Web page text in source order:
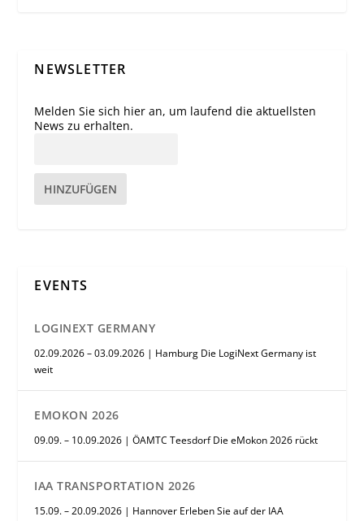
NEWSLETTER
Melden Sie sich hier an, um laufend die aktuellsten
News zu erhalten.
HINZUFÜGEN
EVENTS
LOGINEXT GERMANY
02.09.2026 – 03.09.2026 | Hamburg Die LogiNext Germany ist
weit
EMOKON 2026
09.09. – 10.09.2026 | ÖAMTC Teesdorf Die eMokon 2026 rückt
IAA TRANSPORTATION 2026
15.09. – 20.09.2026 | Hannover Erleben Sie auf der IAA